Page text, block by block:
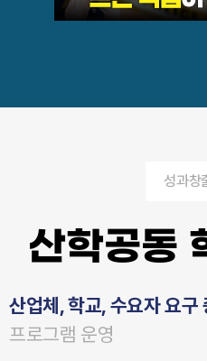
성과창
산학공동
산업체, 학교, 수요자 요구
프로그램 운영